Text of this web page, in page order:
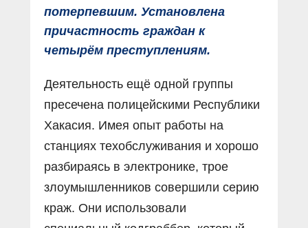
потерпевшим. Установлена
причастность граждан к
четырём преступлениям.
Деятельность ещё одной группы
пресечена полицейскими Республики
Хакасия. Имея опыт работы на
станциях техобслуживания и хорошо
разбираясь в электронике, трое
злоумышленников совершили серию
краж. Они использовали